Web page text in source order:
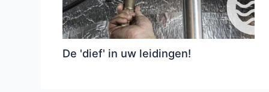
De 'dief' in uw leidingen!